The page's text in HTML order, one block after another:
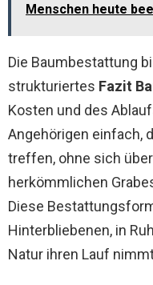
Menschen heute
Die Baumbestattung
strukturiertes Fazit
Kosten und des
Angehörigen einfach,
treffen, ohne sich
herkömmlichen
Diese
Hinterbliebenen, in
Natur ihren Lauf